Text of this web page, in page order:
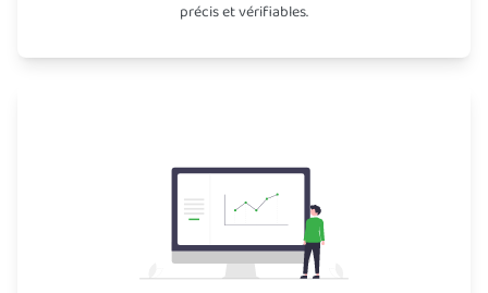
précis et vérifiables.